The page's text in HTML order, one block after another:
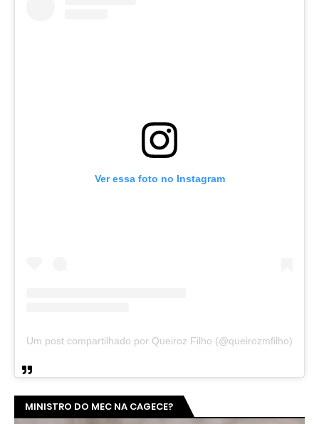
Ver essa foto no Instagram
Um post compartilhado por Queiroz Filho (@queirozmfilho)
MINISTRO DO MEC NA CAGECE?